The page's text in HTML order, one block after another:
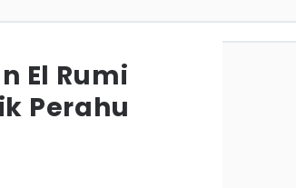
El Rumi
Perahu